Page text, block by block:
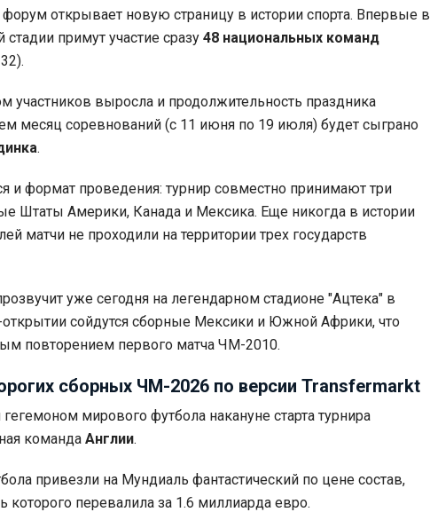
открывает новую страницу в истории спорта. Впервые в
примут участие сразу 48 национальных команд
участников выросла и продолжительность праздника
месяц соревнований (с 11 июня по 19 июля) будет сыграно
.
и формат проведения: турнир совместно принимают три
Штаты Америки, Канада и Мексика. Еще никогда в истории
матчи не проходили на территории трех государств
уже сегодня на легендарном стадионе "Ацтека" в
сойдутся сборные Мексики и Южной Африки, что
повторением первого матча ЧМ-2010.
сборных ЧМ-2026 по версии Transfermarkt
мирового футбола накануне старта турнира
команда Англии.
привезли на Мундиаль фантастический по цене состав,
которого перевалила за 1.6 миллиарда евро.